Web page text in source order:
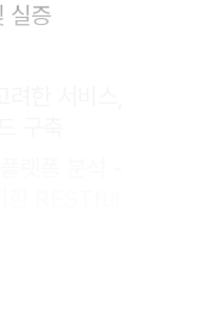
실증
폼 분석 -